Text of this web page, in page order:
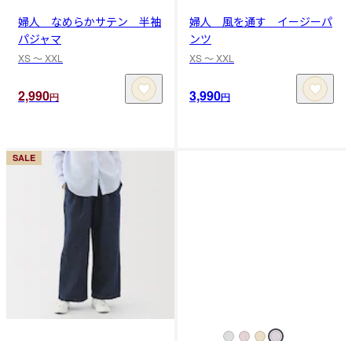
婦人 なめらかサテン 半袖
パジャマ
XS 〜 XXL
2,990円
婦人 風を通す イージーパ
ンツ
XS 〜 XXL
3,990円
SALE